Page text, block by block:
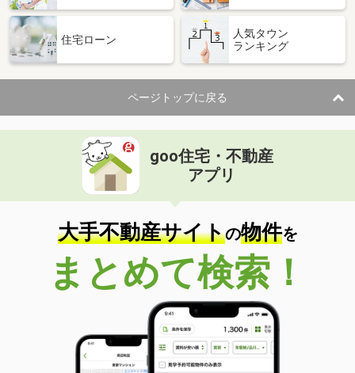
住宅ローン
人気タウン
ランキング
ページトップに戻る
goo住宅・不動産
アプリ
大手不動産サイトの物件を
まとめて検索！